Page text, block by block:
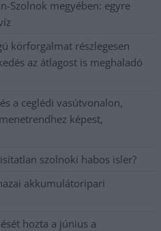
Szolnok megyében: egyre
körforgalmat részlegesen
az átlagost is meghaladó
a ceglédi vasútvonalon,
képest,
szolnoki habos isler?
akkumulátoripari
hozta a június a